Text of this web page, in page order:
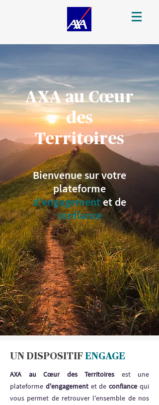
AXA au Cœur
des
Territoires
Bienvenue sur votre
plateforme
d'engagementet de
confiance
UN DISPOSITIF ENGAGE
AXA au Cœur des Territoires est une
plateforme d'engagementet deconfiance qui
vous permet de retrouver l'ensemble de nos